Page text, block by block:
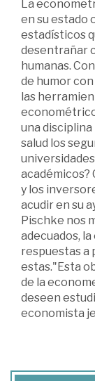
La
en su estado
estadísticos
desentrañar
humanas.
de humor
las
una
salud los
académicos?
y los
acudir en su
Pischke nos
adecuados,
respuestas a
estas."Esta
de la
deseen
economista